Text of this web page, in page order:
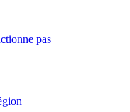
pas